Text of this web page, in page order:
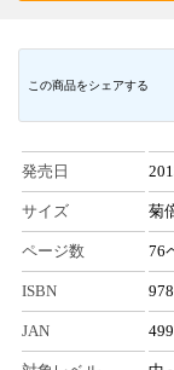
この商品をシェアする
発売日
サイズ 菊
ページ数 76
ISBN
JAN